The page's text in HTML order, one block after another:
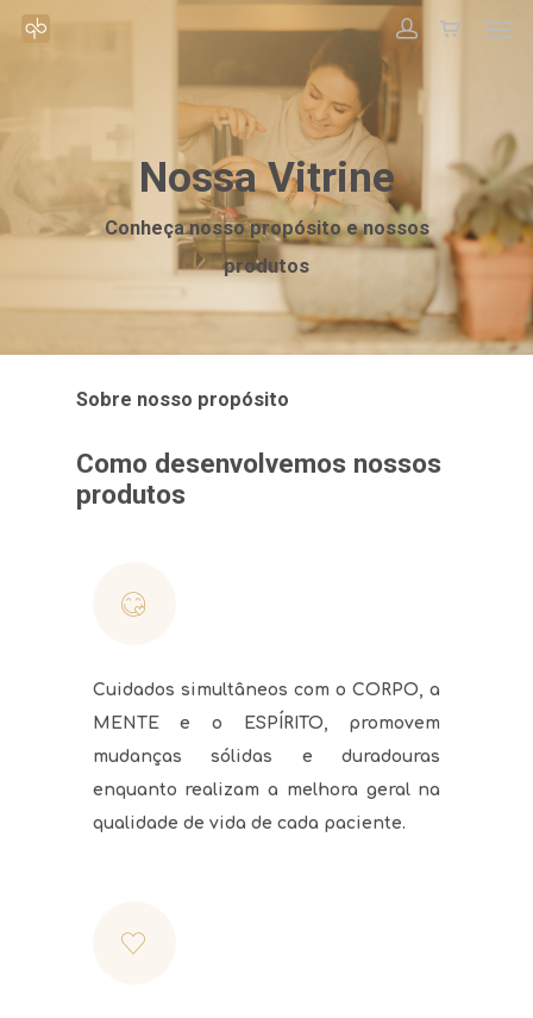
Nossa Vitrine
Conheça nosso propósito e nossos
produtos
Sobre nosso propósito
Como desenvolvemos nossos
produtos
Cuidados simultâneos com o CORPO, a
MENTE e o ESPÍRITO, promovem
mudanças sólidas e duradouras
enquanto realizam a melhora geral na
qualidade de vida de cada paciente.